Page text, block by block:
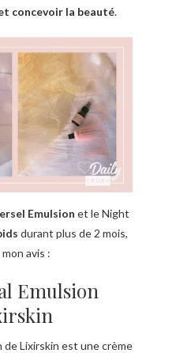
concevoir la beauté.
Emulsion et le Night
durant plus de 2 mois,
avis :
Emulsion
de Lixirskin est une crème